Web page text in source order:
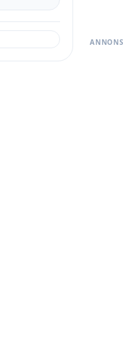
ANNONS